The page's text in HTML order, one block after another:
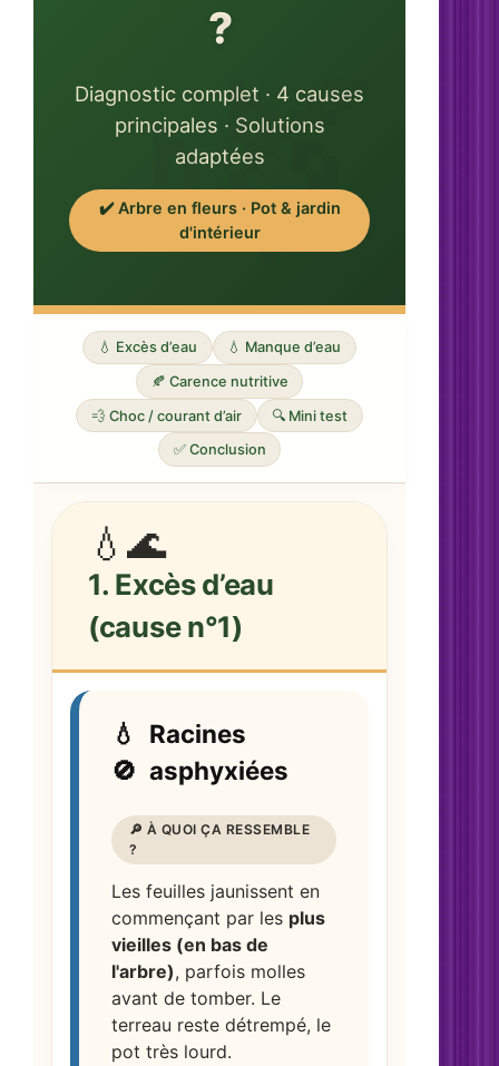
?
Diagnostic complet · 4 causes
principales · Solutions
adaptées
✔️ Arbre en fleurs · Pot & jardin
d'intérieur
💧 Excès d’eau 💧 Manque d’eau
🍂 Carence nutritive
💨 Choc / courant d’air 🔍 Mini test
✅ Conclusion
💧🌊
1. Excès d’eau
(cause n°1)
💧
🚫
Racines
asphyxiées
🔎 À QUOI ÇA RESSEMBLE
?
Les feuilles jaunissent en
commençant par les plus
vieilles (en bas de
l'arbre), parfois molles
avant de tomber. Le
terreau reste détrempé, le
pot très lourd.